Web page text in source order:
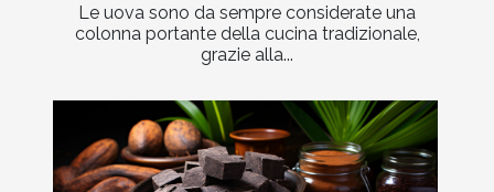
Le uova sono da sempre considerate una
colonna portante della cucina tradizionale,
grazie alla...